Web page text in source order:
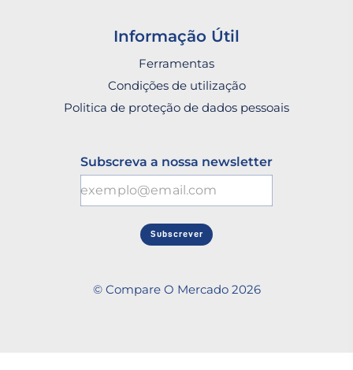
Informação Útil
Ferramentas
Condições de utilização
Politica de proteção de dados pessoais
Subscreva a nossa newsletter
Subscrever
© Compare O Mercado 2026